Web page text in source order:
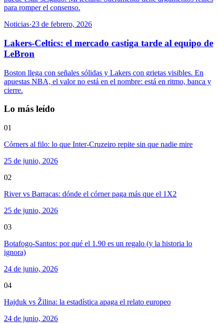
para romper el consenso.
Noticias·23 de febrero, 2026
Lakers-Celtics: el mercado castiga tarde al equipo de
LeBron
Boston llega con señales sólidas y Lakers con grietas visibles. En
apuestas NBA, el valor no está en el nombre: está en ritmo, banca y
cierre.
Lo más leído
01
Córners al filo: lo que Inter-Cruzeiro repite sin que nadie mire
25 de junio, 2026
02
River vs Barracas: dónde el córner paga más que el 1X2
25 de junio, 2026
03
Botafogo-Santos: por qué el 1.90 es un regalo (y la historia lo
ignora)
24 de junio, 2026
04
Hajduk vs Žilina: la estadística apaga el relato europeo
24 de junio, 2026